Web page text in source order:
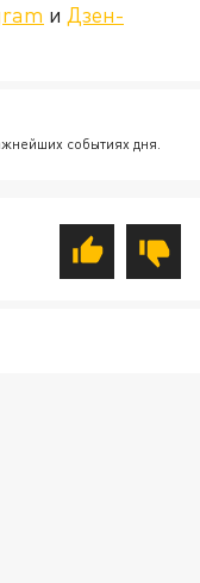
и Дзен-
событиях дня.